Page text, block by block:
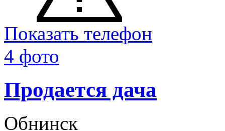
Показать телефон
4 фото
Продается дача
Обнинск